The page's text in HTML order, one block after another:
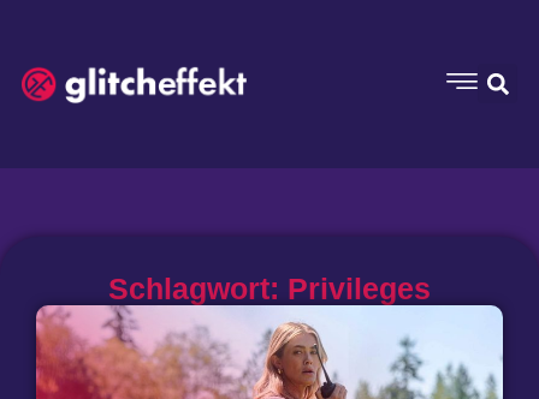
Schlagwort: Privileges